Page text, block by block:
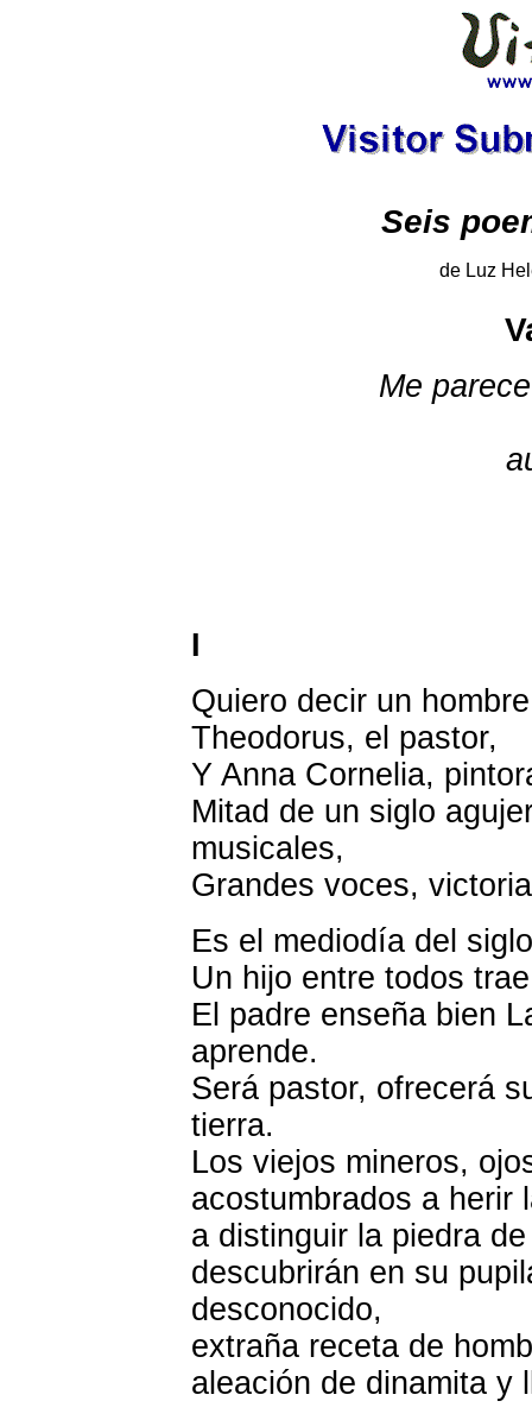
Seis
de Luz
Me
I
Quiero decir un
Theodorus, el pastor,
Y Anna Cornelia,
Mitad de un siglo
musicales,
Grandes voces,
Es el mediodía del
Un hijo entre todos
El padre enseña bien
aprende.
Será pastor, ofrecerá
tierra.
Los viejos mineros,
acostumbrados a herir
a distinguir la piedra
descubrirán en su
desconocido,
extraña receta de
aleación de dinamita y